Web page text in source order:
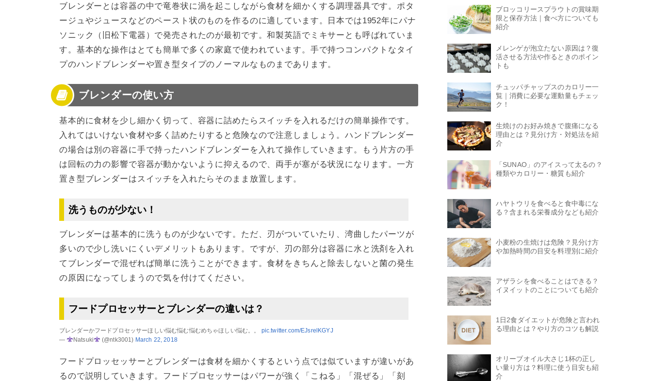
5 代表的メーカー別！おすすめブレンダー
一番売れているブレンダーは？
ワット数によって使い方が変わってくる
自分に合ったブレンダーの選び方は？
10
ブレンダーの使い方を紹介！【離乳食編】
12
ブレンダーの使い方を紹介！【ソース編】
13 ブレンダーの使い方を紹介！【スイーツ編】
14 ブレンダーの使い方についてのまとめ
ブレンダーとは容器の中で竜巻状に渦を起こしながら食材を細かくする調理器具です。ポタ
ージュやジュースなどのペースト状のものを作るのに適しています。日本では1952年にパナ
ソニック（旧松下電器）で発売されたのが最初です。和製英語でミキサーとも呼ばれていま
す。基本的な操作はとても簡単で多くの家庭で使われています。手で持つコンパクトなタイ
プのハンドブレンダーや置き型タイプのノーマルなものまであります。
ブレンダーの使い方
基本的に食材を少し細かく切って、容器に詰めたらスイッチを入れるだけの簡単操作です。
入れてはいけない食材や多く詰めたりすると危険なので注意しましょう。ハンドブレンダー
の場合は別の容器に手で持ったハンドブレンダーを入れて操作していきます。もう片方の手
は回転の力の影響で容器が動かないように抑えるので、両手が塞がる状況になります。一方
置き型ブレンダーはスイッチを入れたらそのまま放置します。
洗うものが少ない！
ブレンダーは基本的に洗うものが少ないです。ただ、刃がついていたり、湾曲したパーツが
多いので少し洗いにくいデメリットもあります。ですが、刃の部分は容器に水と洗剤を入れ
てブレンダーで混ぜれば簡単に洗うことができます。食材をきちんと除去しないと菌の発生
の原因になってしまうので気を付けてください。
フードプロセッサーとブレンダーの違いは？
ブレンダーかフードプロセッサーほしい悩む悩む悩むめちゃほしい悩む。。 pic.twitter.com/EJsrelKGYJ
—
Natsuki (@ntk3001) March 22, 2018
フードプロッセッサーとブレンダーは食材を細かくするという点では似ていますが違いがあ
るので説明していきます。フードプロセッサーはパワーが強く「こねる」「混ぜる」「刻
ブロッコリースプラウトの賞味期
限と保存方法｜食べ方についても
紹介
メレンゲが泡立たない原因は？復
活させる方法や作るときのポイン
トも
チュッパチャップスのカロリー一
覧｜消費に必要な運動量もチェッ
ク！
生焼けのお好み焼きで腹痛になる
理由とは？見分け方・対処法を紹
介
「SUNAO」のアイスって太るの？
種類やカロリー・糖質も紹介
ハヤトウリを食べると食中毒にな
る？含まれる栄養成分なども紹介
小麦粉の生焼けは危険？見分け方
や加熱時間の目安を料理別に紹介
アザラシを食べることはできる？
イヌイットのことについても紹介
1日2食ダイエットが危険と言われ
る理由とは？やり方のコツも解説
オリーブオイル大さじ1杯の正し
い量り方は？料理に使う目安も紹
介